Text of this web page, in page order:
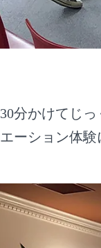
30分かけてじ
エーション体験